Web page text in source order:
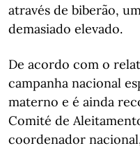
através de biberão,
demasiado elevado.
De acordo com o
campanha nacional
materno e é ainda
Comité de
coordenador